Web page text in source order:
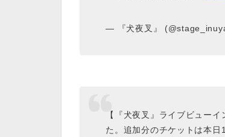
— 『犬夜叉』
【『犬夜叉』ライブビュー
た。追加分のチケットは本